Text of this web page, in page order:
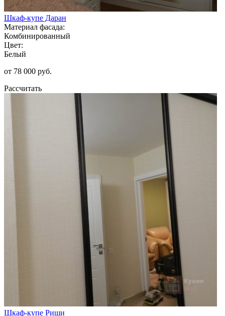
Шкаф-купе Даран
Материал фасада:
Комбинированный
Цвет:
Белый
от 78 000 руб.
Рассчитать
Шкаф-купе Риши